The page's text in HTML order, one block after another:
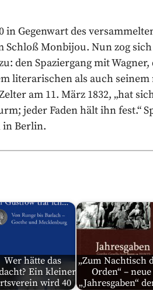
in Gegenwart des
Monbijou. Nun zog
den Spaziergang mit Wagner,
literarischen als auch
am 11. März 1832, „hat
jeder Faden hält ihn fest.“
in Berlin.
Wer hätte das
Ein kleiner
wird 40
„Zum Nachtisch
Orden“ – neue
„Jahresgaben“